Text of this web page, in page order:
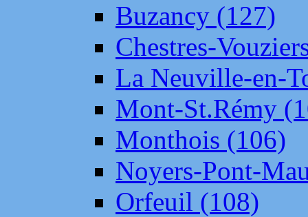
Buzancy (127)
Chestres-
La Neuville-en-
Mont-St.Rémy
Monthois (106)
Noyers-Pont-
Orfeuil (108)